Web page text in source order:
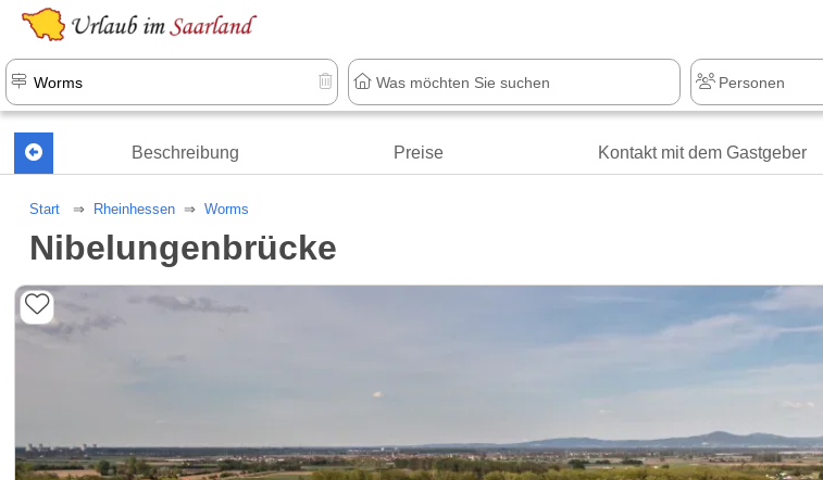
Beschreibung Preise Kontakt mit dem Gastgeber
Start Rheinhessen Worms
Nibelungenbrücke